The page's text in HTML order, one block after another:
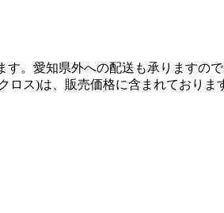
。愛知県外への配送も承りますので
ス)は、販売価格に含まれておりま